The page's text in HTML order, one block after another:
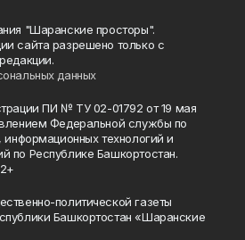
"Шаранские просторы".
сайта разрешено только с
данных
ПИ № ТУ 02-01792 от 19 мая
Федеральной службы по
технологий и
по Республике Башкортостан.
политической газеты
Башкортостан «Шаранские